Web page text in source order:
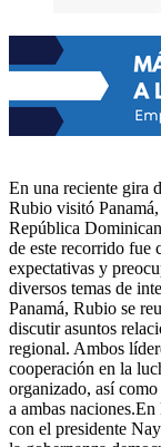
En una reciente gira
Rubio visitó
República
de este recorrido fue
expectativas y
diversos temas de
Panamá, Rubio se
discutir asuntos
regional. Ambos
cooperación en la
organizado, así
a ambas
con el presidente